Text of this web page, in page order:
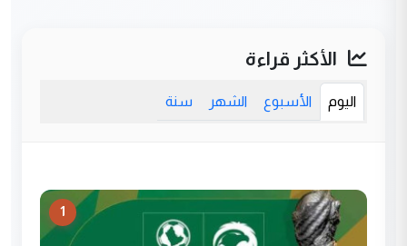
الأكثر قراءة
اليوم الأسبوع الشهر سنة
1